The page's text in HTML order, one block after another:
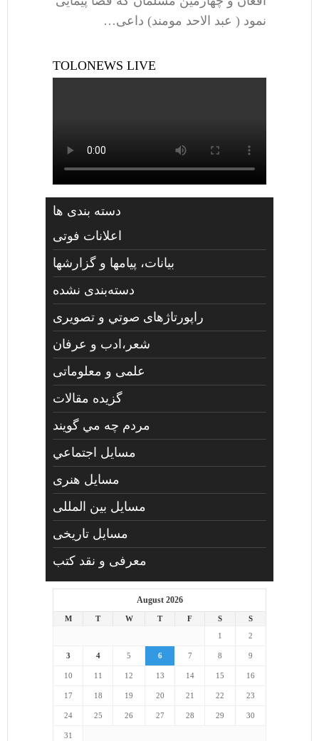
نمود ( عبد الاحد مومند) داعی…
TOLONEWS LIVE
دسته بندی ها
اعلانات فوتی
بیانات، پیامها و گزارشها
دسته‌بندی نشده
راپورتاژهای صوتي و تصويری
شعر،ادب و عرفان
علمی و معلوماتی
گزیده مقالات
مردم چه مي گويند
مسايل اجتماعي
مسايل هنری
مسایل بین المللی
مسایل تاریخی
معرفی و نقد کتب
August 2026
M T W T F S
S
1
2
3 4 5 6 7 8 9
10 11 12 13 14 15 16
17 18 19 20 21 22 23
24 25 26 27 28 29 30
31